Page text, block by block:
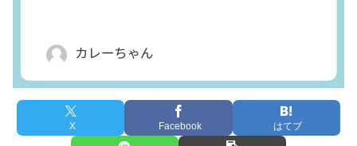
X Facebook はてブ